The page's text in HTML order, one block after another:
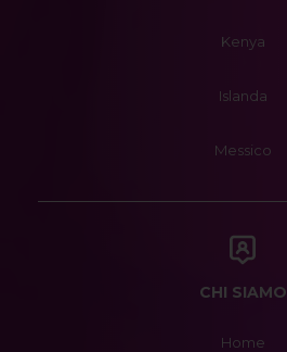
Kenya
Islanda
Messico
CHI SIAMO
Home